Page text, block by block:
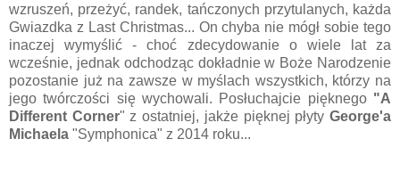
wzruszeń, przeżyć, randek, tańczonych przytulanych, każda
Gwiazdka z Last Christmas... On chyba nie mógł sobie tego
inaczej wymyślić - choć zdecydowanie o wiele lat za
wcześnie, jednak odchodząc dokładnie w Boże Narodzenie
pozostanie już na zawsze w myślach wszystkich, którzy na
jego twórczości się wychowali. Posłuchajcie pięknego "A
Different Corner" z ostatniej, jakże pięknej płytyGeorge'a
Michaela "Symphonica" z 2014 roku...